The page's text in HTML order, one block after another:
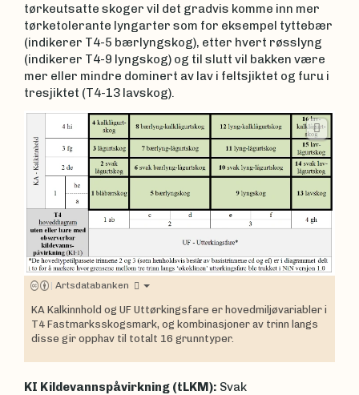
tørkeutsatte skoger vil det gradvis komme inn mer
tørketolerante lyngarter som for eksempel tyttebær
(indikerer T4-5 bærlyngskog), etter hvert røsslyng
(indikerer T4-9 lyngskog) og til slutt vil bakken være
mer eller mindre dominert av lav i feltsjiktet og furu i
tresjiktet (T4-13 lavskog).
| Artsdatabanken
KA Kalkinnhold og UF Uttørkingsfare er hovedmiljøvariabler i
T4 Fastmarksskogsmark, og kombinasjoner av trinn langs
disse gir opphav til totalt 16 grunntyper.
KI Kildevannspåvirkning (tLKM): Svak